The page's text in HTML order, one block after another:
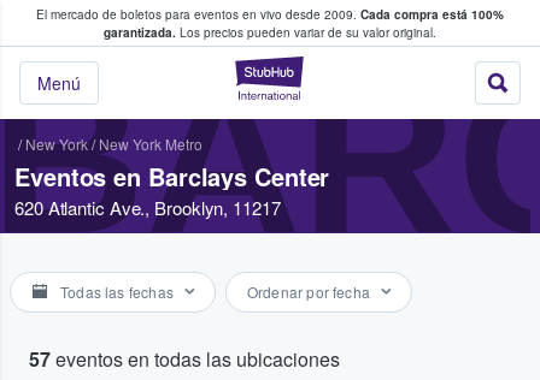
El mercado de boletos para eventos en vivo desde 2009. Cada compra está 100%
garantizada. Los precios pueden variar de su valor original.
StubHub: donde
Menú
fans compran y venden boletos
/ New York/ New York Metro
Eventos en Barclays Center
620 Atlantic Ave., Brooklyn, 11217
Todas las fechas Ordenar por fecha
57eventos en todas las ubicaciones